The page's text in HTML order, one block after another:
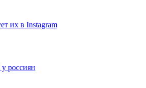
их в Instagram
россиян